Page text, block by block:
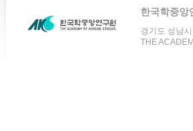
한국학중앙
경기도 성남
THE